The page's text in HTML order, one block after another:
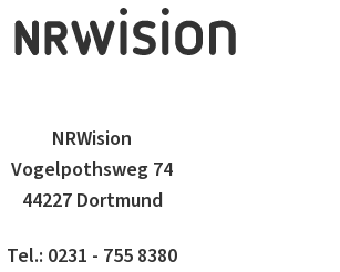
NRWision
Vogelpothsweg 74
44227 Dortmund
Tel.: 0231 - 755 8380